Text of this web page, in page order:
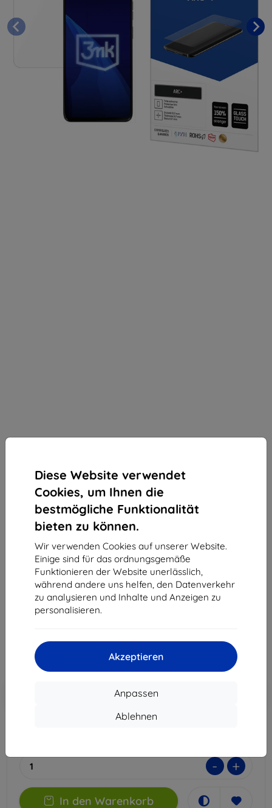
Diese Website verwendet
Cookies, um Ihnen die
bestmögliche Funktionalität
bieten zu können.
Wir verwenden Cookies auf unserer Website.
Einige sind für das ordnungsgemäße
Funktionieren der Website unerlässlich,
während andere uns helfen, den Datenverkehr
zu analysieren und Inhalte und Anzeigen zu
personalisieren.
Akzeptieren
Anpassen
Ablehnen
3mk ARC+ Schutzfolie für Motorola Moto G15 / G15
Power
Geeignet für:
Motorola Moto G15 Power
Motorola Moto G15
11,90 €
10,71 €
ohne MWSt
Rabatt mit Gutschein
- +
In den Warenkorb